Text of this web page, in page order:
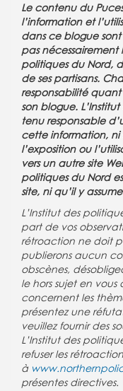
Le contenu du
l’information et
dans ce blogue
pas nécessairement
politiques du Nord,
de ses partisans.
responsabilité
son blogue.
tenu responsable
cette information,
l’exposition ou
vers un autre site
politiques du Nord
site, ni qu’il y
L’Institut des
part de vos
rétroaction ne doit
publierons aucun
obscènes,
le hors sujet en
concernent les
présentez une
veuillez fournir des
L’Institut des
refuser les
à
présentes directives.